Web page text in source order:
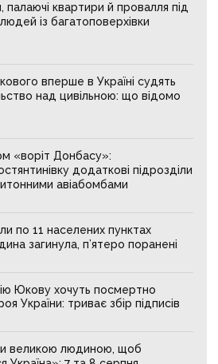
палаючі квартири й провалля під
із багатоповерхівки
вперше в Україні судять
над цивільною: що відомо
«воріт Донбасу»:
додаткові підрозділи
авіабомбами
по 11 населених пунктах
загинула, п’ятеро поранені
Юкову хочуть посмертно
України: триває збір підписів
великою людиною, щоб